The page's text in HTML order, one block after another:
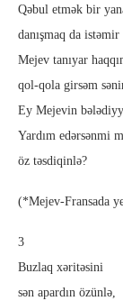
Qəbul etmək bir
danışmaq da
Mejev tanıyar
qol-qola girsəm
Ey Mejevin
Yardım edərsənmi
öz təsdiqinlə?
(*Mejev-Fransada
3
Buzlaq xəritəsini
sən apardın özünlə,